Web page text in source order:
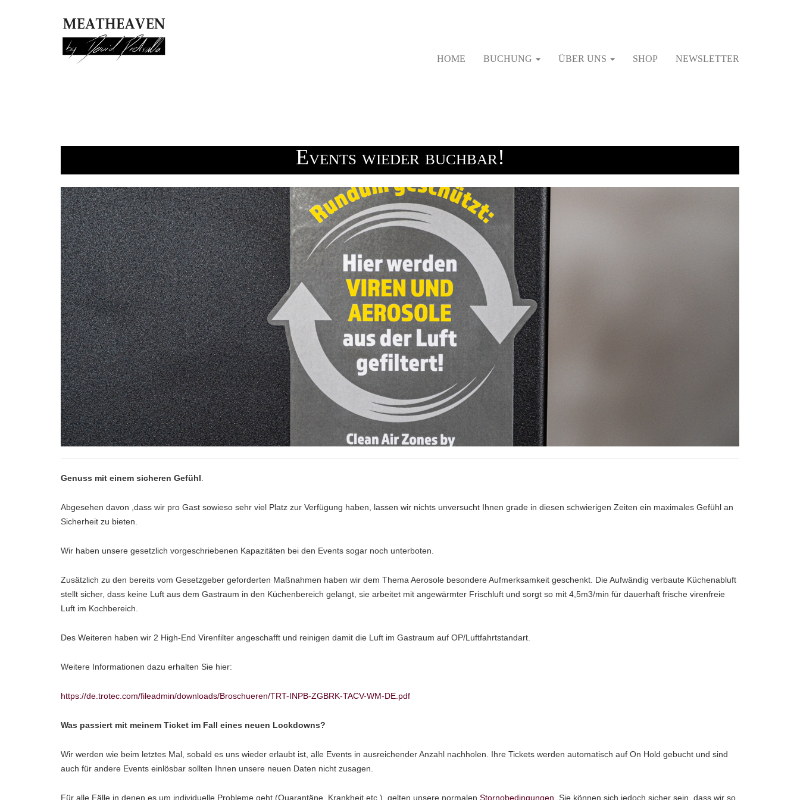
MEATHEAVEN
HOME BUCHUNG ÜBER UNS SHOP NEWSLETTER
Events wieder buchbar!
Genuss mit einem sicheren Gefühl
Abgesehen davon ,dass wir pro Gast sowieso sehr viel Platz zur Verfügung haben, lassen wir nichts unversucht Ihnen grade in diesen schwierigen Zeiten ein maximales Gefühl an
Sicherheit zu bieten.
Wir haben unsere gesetzlich vorgeschriebenen Kapazitäten bei den Events sogar noch unterboten.
Zusätzlich zu den bereits vom Gesetzgeber geforderten Maßnahmen haben wir dem Thema Aerosole besondere Aufmerksamkeit geschenkt. Die Aufwändig verbaute Küchenabluft
stellt sicher, dass keine Luft aus dem Gastraum in den Küchenbereich gelangt, sie arbeitet mit angewärmter Frischluft und sorgt so mit 4,5m3/min für dauerhaft frische virenfreie
Luft im Kochbereich.
Des Weiteren haben wir 2 High-End Virenfilter angeschafft und reinigen damit die Luft im Gastraum auf OP/Luftfahrtstandart.
Weitere Informationen dazu erhalten Sie hier:
https://de.trotec.com/fileadmin/downloads/Broschueren/TRT-INPB-ZGBRK-TACV-WM-DE.pdf
Was passiert mit meinem Ticket im Fall eines neuen Lockdowns?
Wir werden wie beim letztes Mal, sobald es uns wieder erlaubt ist, alle Events in ausreichender Anzahl nachholen. Ihre Tickets werden automatisch auf On Hold gebucht und sind
auch für andere Events einlösbar sollten Ihnen unsere neuen Daten nicht zusagen.
Für alle Fälle in denen es um individuelle Probleme geht (Quarantäne, Krankheit etc.), gelten unsere normalen Stornobedingungen . Sie können sich jedoch sicher sein, dass wir so